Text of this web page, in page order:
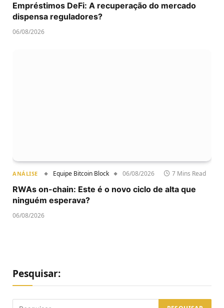
Empréstimos DeFi: A recuperação do mercado
dispensa reguladores?
06/08/2026
ANÁLISE Equipe Bitcoin Block 06/08/2026 7 Mins Read
RWAs on-chain: Este é o novo ciclo de alta que
ninguém esperava?
06/08/2026
Pesquisar: